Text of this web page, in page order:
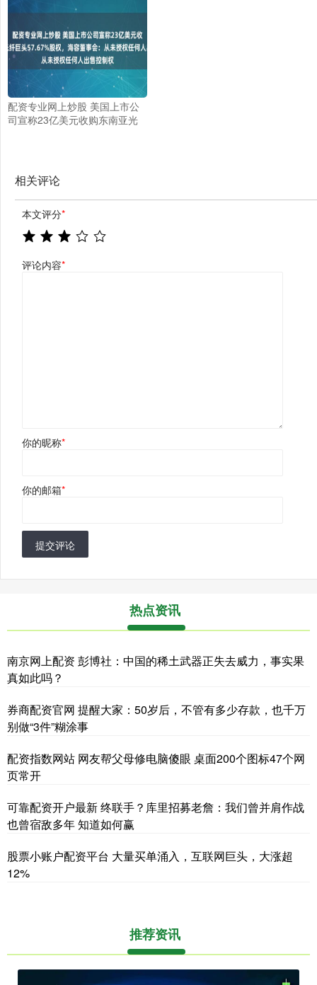
配资专业网上炒股 美国上市公
司宣称23亿美元收购东南亚光
相关评论
本文评分*
评论内容*
你的昵称*
你的邮箱*
提交评论
热点资讯
南京网上配资 彭博社：中国的稀土武器正失去威力，事实果
真如此吗？
券商配资官网 提醒大家：50岁后，不管有多少存款，也千万
别做“3件”糊涂事
配资指数网站 网友帮父母修电脑傻眼 桌面200个图标47个网
页常开
可靠配资开户最新 终联手？库里招募老詹：我们曾并肩作战
也曾宿敌多年 知道如何赢
股票小账户配资平台 大量买单涌入，互联网巨头，大涨超
12%
推荐资讯